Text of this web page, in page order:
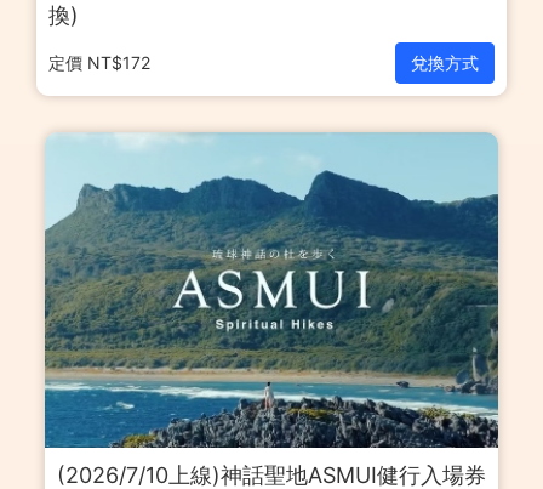
換)
定價 NT$172 兌換方式
(2026/7/10上線)神話聖地ASMUI健行入場券